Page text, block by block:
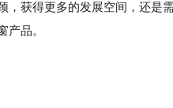
获得更多的发展空间，还是
产品。